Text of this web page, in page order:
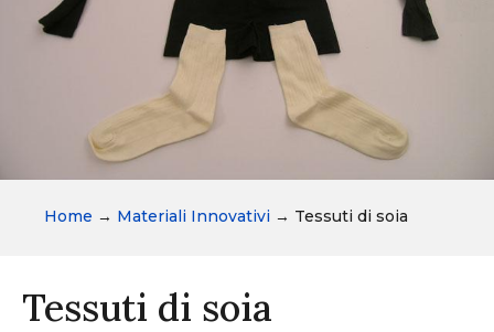
Home → Materiali Innovativi → Tessuti di soia
Tessuti di soia